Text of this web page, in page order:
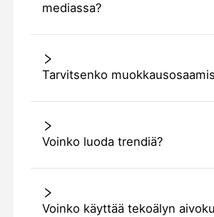
mediassa?
Tarvitsenko
Voinko luoda trendiä?
Voinko käyttää tekoälyn